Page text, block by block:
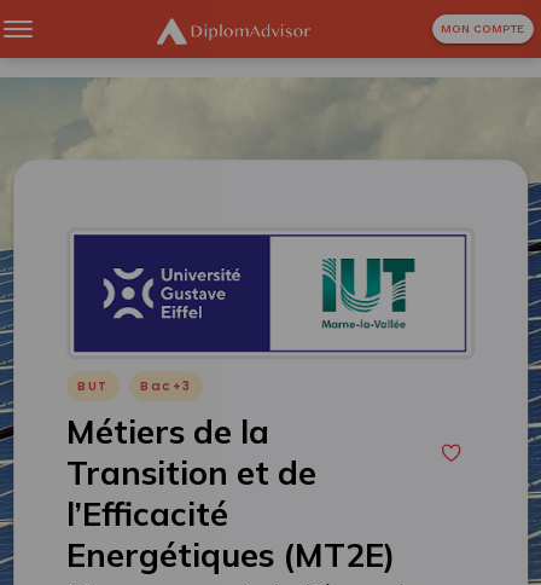
MON COMPTE
BUT Bac+3
Métiers de la
Transition et de
l’Efficacité
Energétiques (MT2E)